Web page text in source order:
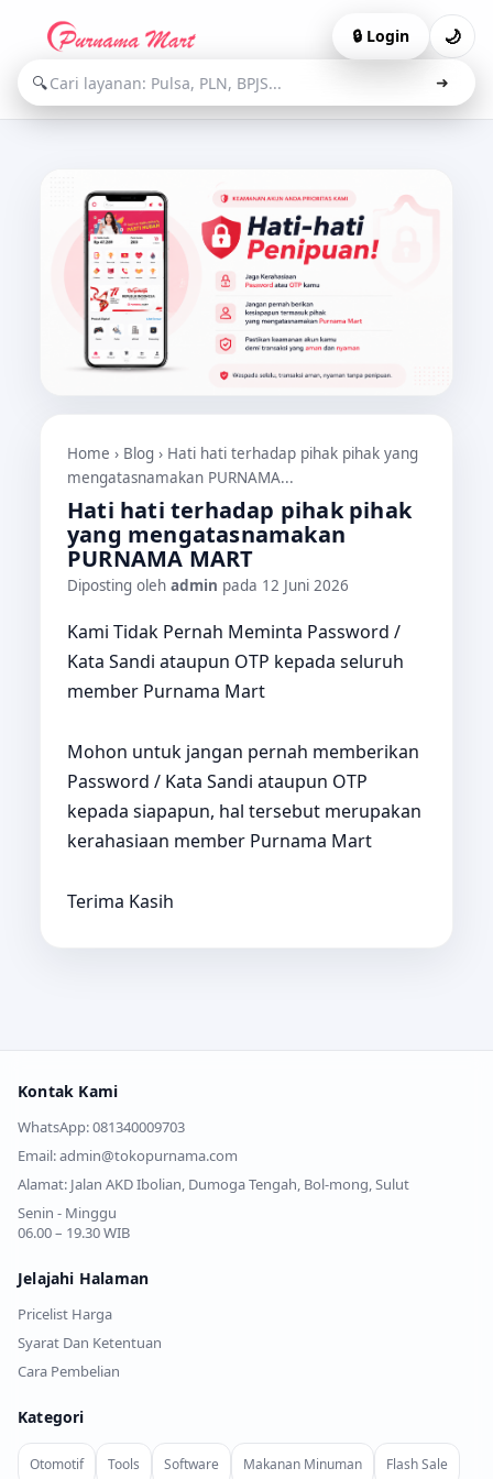
🔍 ➜
🔒 Login 🌙
Home › Blog › Hati hati terhadap pihak pihak yang
mengatasnamakan PURNAMA...
Hati hati terhadap pihak pihak
yang mengatasnamakan
PURNAMA MART
Diposting oleh admin pada 12 Juni 2026
Kami Tidak Pernah Meminta Password /
Kata Sandi ataupun OTP kepada seluruh
member Purnama Mart
Mohon untuk jangan pernah memberikan
Password / Kata Sandi ataupun OTP
kepada siapapun, hal tersebut merupakan
kerahasiaan member Purnama Mart
Terima Kasih
Kontak Kami
WhatsApp: 081340009703
Email: admin@tokopurnama.com
Alamat: Jalan AKD Ibolian, Dumoga Tengah, Bol-mong, Sulut
Senin - Minggu
06.00 – 19.30 WIB
Jelajahi Halaman
Pricelist Harga
Syarat Dan Ketentuan
Cara Pembelian
Kategori
Otomotif Tools Software Makanan Minuman Flash Sale